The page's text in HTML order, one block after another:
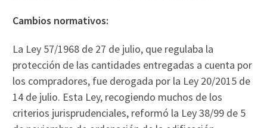
Cambios normativos:
La Ley 57/1968 de 27 de julio, que regulaba la
protección de las cantidades entregadas a cuenta por
los compradores, fue derogada por la Ley 20/2015 de
14 de julio. Esta Ley, recogiendo muchos de los
criterios jurisprudenciales, reformó la Ley 38/99 de 5